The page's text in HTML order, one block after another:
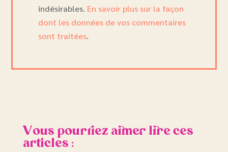
indésirables. En savoir plus sur la façon
dont les données de vos commentaires
sont traitées.
Vous pourriez aimer lire ces
articles :